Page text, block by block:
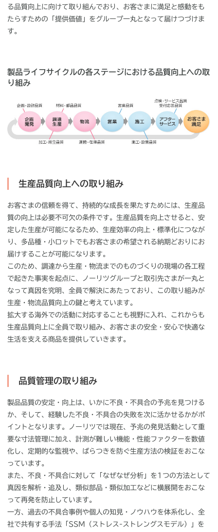
る品質向上に向けて取り組んでおり、お客さまに満足と感動をも
たらすための「提供価値」をグループ一丸となって届けつづけま
す。
製品ライフサイクルの各ステージにおける品質向上への取
り組み
生産品質向上への取り組み
お客さまの信頼を得て、持続的な成長を果たすためには、生産品
質の向上は必要不可欠の条件です。生産品質を向上させると、安
定した生産が可能になるため、生産効率の向上・標準化につなが
り、多品種・小ロットでもお客さまの希望される納期どおりにお
届けすることが可能になります。
このため、調達から生産・物流までのものづくりの現場の各工程
で起きた事実を起点に、ノーリツグループと取引先さまが一丸と
なって真因を究明、全員で解決にあたっており、この取り組みが
生産・物流品質向上の鍵と考えています。
拡大する海外での活動に対応することも視野に入れ、これからも
生産品質向上に全員で取り組み、お客さまの安全・安心で快適な
生活を支える商品を提供していきます。
品質管理の取り組み
製品品質の安定・向上は、いかに不良・不具合の予兆を見つける
か、そして、経験した不良・不具合の失敗を次に活かせるかがポ
イントとなります。ノーリツでは現在、予兆の発見活動として重
要な寸法管理に加え、計測が難しい機能・性能ファクターを数値
化し、定期的な監視や、ばらつきを防ぐ生産方法の検証をおこな
っています。
また、不良・不具合に対して「なぜなぜ分析」を1つの方法として
真因を解析・追及し、類似部品・類似加工などに横展開をおこな
って再発を防止しています。
一方、過去の不具合事例や個人の知見・ノウハウを体系化し、全
社で共有する手法「SSM（ストレス-ストレングスモデル）」を